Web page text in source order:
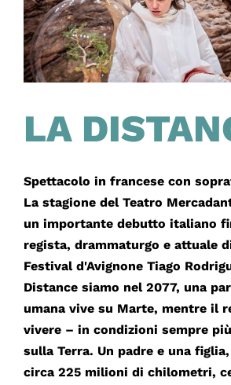
LA
Spettacolo in francese con
La stagione del Teatro
un importante debutto italiano
regista, drammaturgo e attuale
Festival d'Avignone Tiago
Distance siamo nel 2077, una
umana vive su Marte, mentre il
vivere – in condizioni sempre
sulla Terra. Un padre e una
circa 225 milioni di chilometri,